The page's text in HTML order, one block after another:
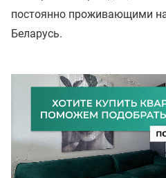
постоянно проживающими
Беларусь.